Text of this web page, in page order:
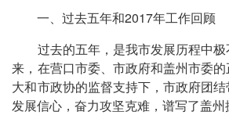
一、过去五年和2017年工作回顾
过去的五年，是我市发展历程中极
来，在营口市委、市政府和盖州市委
大和市政协的监督支持下，市政府团
发展信心，奋力攻坚克难，谱写了盖州